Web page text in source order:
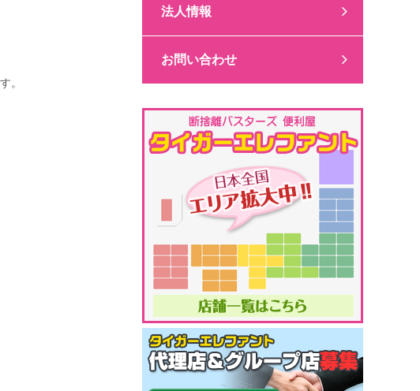
。
法人情報
お問い合わせ